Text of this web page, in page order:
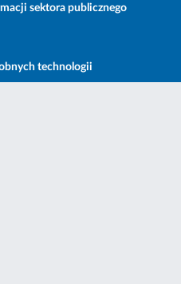
sektora publicznego
technologii